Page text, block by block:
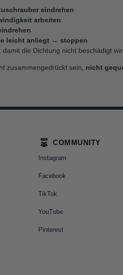
eindrehen
arbeiten
leicht anliegt → stoppen
, damit die Dichtung nicht beschädigt
zusammengedrückt sein, nicht
COMMUNITY
Instagram
Facebook
TikTok
YouTube
Pinterest